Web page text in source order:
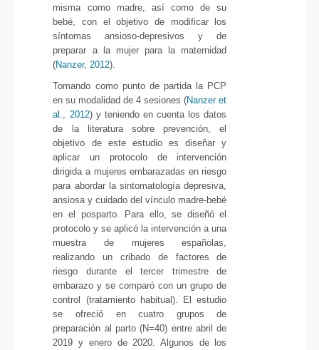
misma como madre, así como de su
bebé, con el objetivo de modificar los
síntomas ansioso-depresivos y de
preparar a la mujer para la maternidad
(Nanzer, 2012).
Tomando como punto de partida la PCP
en su modalidad de 4 sesiones (Nanzer et
al., 2012) y teniendo en cuenta los datos
de la literatura sobre prevención, el
objetivo de este estudio es diseñar y
aplicar un protocolo de intervención
dirigida a mujeres embarazadas en riesgo
para abordar la sintomatología depresiva,
ansiosa y cuidado del vínculo madre-bebé
en el posparto. Para ello, se diseñó el
protocolo y se aplicó la intervención a una
muestra de mujeres españolas,
realizando un cribado de factores de
riesgo durante el tercer trimestre de
embarazo y se comparó con un grupo de
control (tratamiento habitual). El estudio
se ofreció en cuatro grupos de
preparación al parto (N=40) entre abril de
2019 y enero de 2020. Algunos de los